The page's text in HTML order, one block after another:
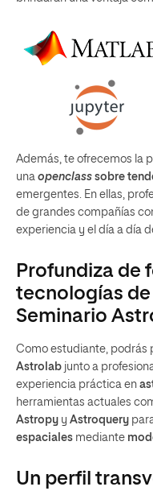
Además, te ofrecemos la
una openclass sobre
emergentes. En ellas,
de grandes compañías
experiencia y el día a día
Profundiza de
tecnologías de
Seminario
Como estudiante, podrás
Astrolab junto a
experiencia práctica en
herramientas actuales
Astropy y Astroquery
espaciales mediante
Un perfil